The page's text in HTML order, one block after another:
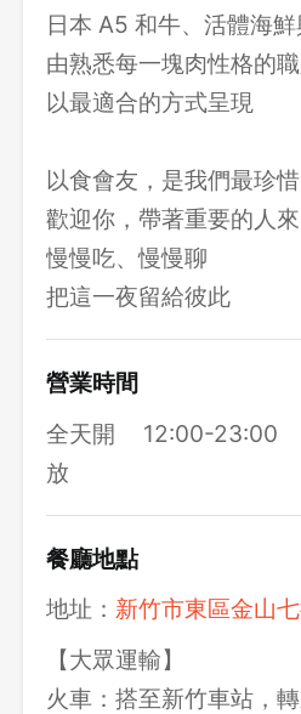
日本 A5 和牛、活體海
由熟悉每一塊肉性格的職
以最適合的方式呈現
以食會友，是我們最珍
歡迎你，帶著重要的人來
慢慢吃、慢慢聊
把這一夜留給彼此
營業時間
全天開
放
12:00-23:00
餐廳地點
地址： 新竹市東區金山
【大眾運輸】
火車：搭至新竹車站，